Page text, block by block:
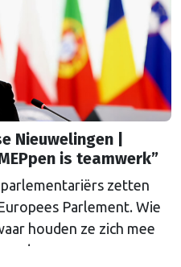
Nieuwelingen |
is teamwerk”
zetten
Parlement. Wie
houden ze zich mee